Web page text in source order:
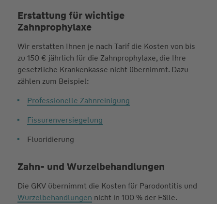
Erstattung für wichtige
Zahnprophylaxe
Wir erstatten Ihnen je nach Tarif die Kosten von bis
zu 150 € jährlich für die Zahnprophylaxe, die Ihre
gesetzliche Krankenkasse nicht übernimmt. Dazu
zählen zum Beispiel:
Professionelle Zahnreinigung
Fissurenversiegelung
Fluoridierung
Zahn- und Wurzelbehandlungen
Die GKV übernimmt die Kosten für Parodontitis und
Wurzelbehandlungen nicht in 100 % der Fälle.